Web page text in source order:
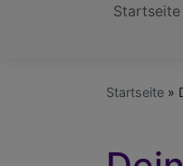
Startseite
Startseite